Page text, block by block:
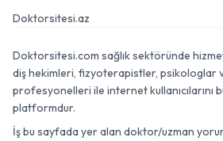
Doktorsitesi.az
Doktorsitesi.com sağlık sektöründe
diş hekimleri, fizyoterapistler, psikologlar
profesyonelleri ile internet kullanıcılarını
platformdur.
İş bu sayfada yer alan doktor/uzman